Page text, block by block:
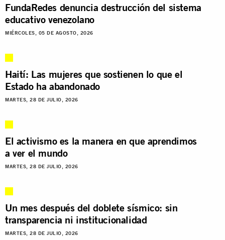
FundaRedes denuncia destrucción del sistema
educativo venezolano
MIÉRCOLES, 05 DE AGOSTO, 2026
Haití: Las mujeres que sostienen lo que el
Estado ha abandonado
MARTES, 28 DE JULIO, 2026
El activismo es la manera en que aprendimos
a ver el mundo
MARTES, 28 DE JULIO, 2026
Un mes después del doblete sísmico: sin
transparencia ni institucionalidad
MARTES, 28 DE JULIO, 2026